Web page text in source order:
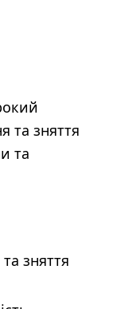
та зняття
та
зняття